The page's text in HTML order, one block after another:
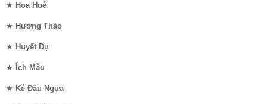
★ Hoa Hoè
★ Hương Thảo
★ Huyết Dụ
★ Ích Mẫu
★ Ké Đầu Ngựa